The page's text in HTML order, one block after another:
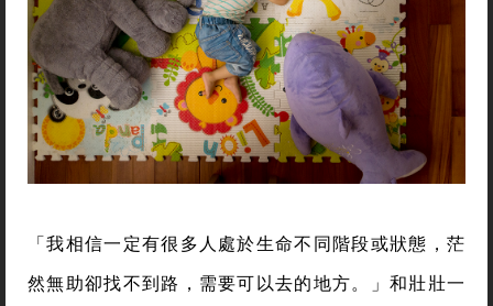
「我相信一定有很多人處於生命不同階段或狀態，茫
然無助卻找不到路，需要可以去的地方。」和壯壯一